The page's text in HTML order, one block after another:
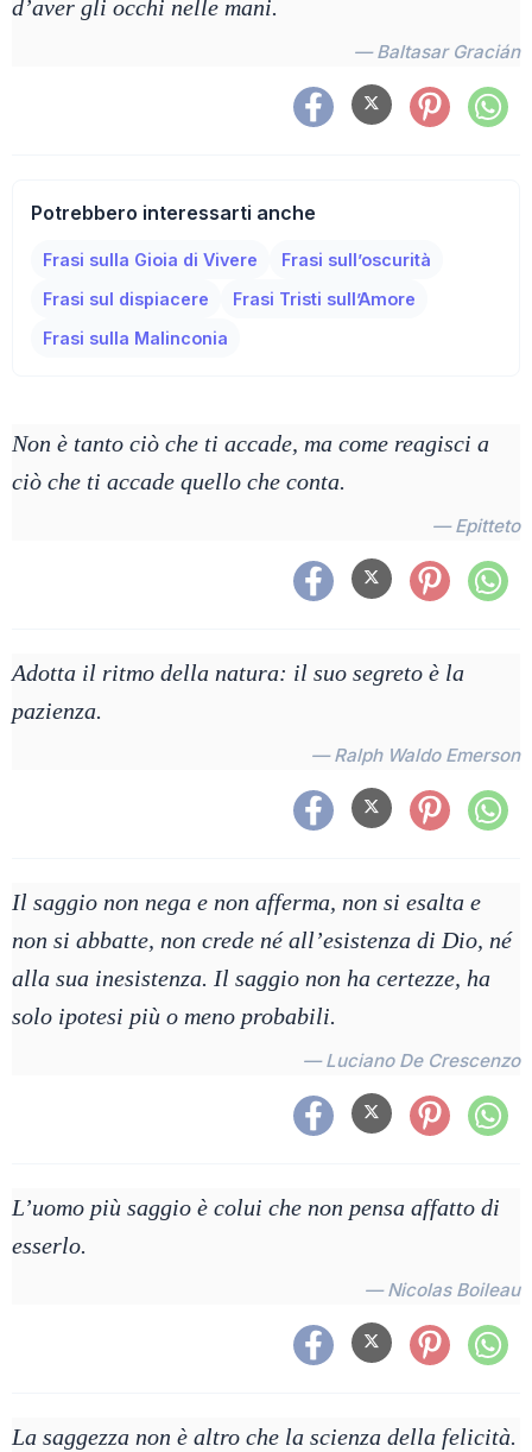
d’aver gli occhi nelle mani.
— Baltasar Gracián
Potrebbero interessarti anche
Frasi sulla Gioia di Vivere
Frasi sull’oscurità
Frasi sul dispiacere
Frasi Tristi sull’Amore
Frasi sulla Malinconia
Non è tanto ciò che ti accade, ma come reagisci a
ciò che ti accade quello che conta.
— Epitteto
Adotta il ritmo della natura: il suo segreto è la
pazienza.
— Ralph Waldo Emerson
Il saggio non nega e non afferma, non si esalta e
non si abbatte, non crede né all’esistenza di Dio, né
alla sua inesistenza. Il saggio non ha certezze, ha
solo ipotesi più o meno probabili.
— Luciano De Crescenzo
L’uomo più saggio è colui che non pensa affatto di
esserlo.
— Nicolas Boileau
La saggezza non è altro che la scienza della felicità.